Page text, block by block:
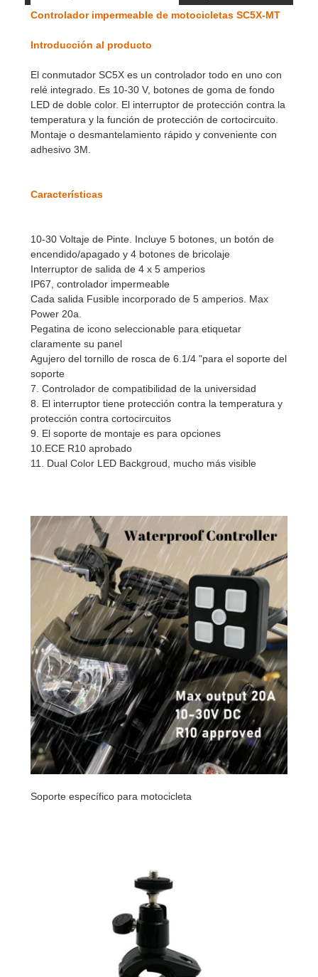
Controlador impermeable de motocicletas SC5X-MT
Introducción al producto
El conmutador SC5X es un controlador todo en uno con
relé integrado. Es 10-30 V, botones de goma de fondo
LED de doble color. El interruptor de protección contra la
temperatura y la función de protección de cortocircuito.
Montaje o desmantelamiento rápido y conveniente con
adhesivo 3M.
Características
10-30 Voltaje de Pinte. Incluye 5 botones, un botón de
encendido/apagado y 4 botones de bricolaje
Interruptor de salida de 4 x 5 amperios
IP67, controlador impermeable
Cada salida Fusible incorporado de 5 amperios. Max
Power 20a.
Pegatina de icono seleccionable para etiquetar
claramente su panel
Agujero del tornillo de rosca de 6.1/4 "para el soporte del
soporte
7. Controlador de compatibilidad de la universidad
8. El interruptor tiene protección contra la temperatura y
protección contra cortocircuitos
9. El soporte de montaje es para opciones
10.ECE R10 aprobado
11. Dual Color LED Backgroud, mucho más visible
Soporte específico para motocicleta